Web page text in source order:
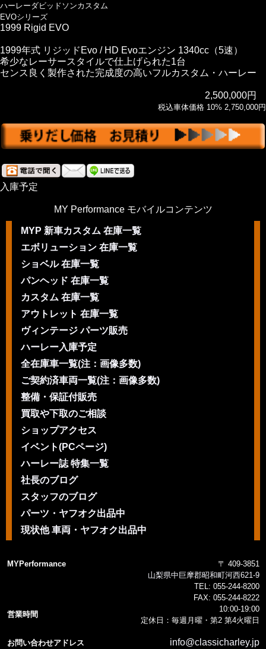
ハーレーダビッドソンカスタム
EVOシリーズ
1999 Rigid EVO
1999年式 リジッドEvo / HD Evoエンジン 1340cc（5速）
希少なレーサースタイルで仕上げられた1台
センス良く製作された完成度の高いフルカスタム・ハーレー
2,500,000円
税込車体価格 10% 2,750,000円
入庫予定
MY Performance モバイルコンテンツ
MYP 新車カスタム 在庫一覧
エボリューション 在庫一覧
ショベル 在庫一覧
パンヘッド 在庫一覧
カスタム 在庫一覧
アウトレット 在庫一覧
ヴィンテージ パーツ販売
ハーレー入庫予定
全在庫車一覧(注：画像多数)
ご契約済車両一覧(注：画像多数)
整備・保証付販売
買取や下取のご相談
ショップアクセス
イベント(PCページ)
ハーレー誌 特集一覧
社長のブログ
スタッフのブログ
パーツ・ヤフオク出品中
現状他 車両・ヤフオク出品中
MYPerformance
〒 409-3851
山梨県中巨摩郡昭和町河西621-9
TEL: 055-244-8200
FAX: 055-244-8222
営業時間
10:00-19:00
定休日：毎週月曜・第2 第4火曜日
お問い合わせアドレス info@classicharley.jp